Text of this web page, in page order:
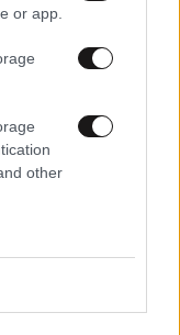
or app.
other
για το
ανέμων